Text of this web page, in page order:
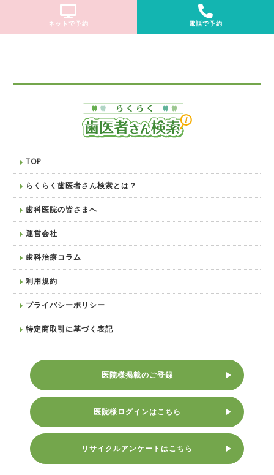
ネットで予約 電話で予約
TOP
らくらく歯医者さん検索とは？
歯科医院の皆さまへ
運営会社
歯科治療コラム
利用規約
プライバシーポリシー
特定商取引に基づく表記
医院様掲載のご登録
医院様ログインはこちら
リサイクルアンケートはこちら